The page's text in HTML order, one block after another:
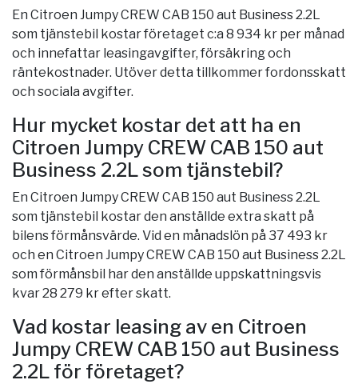
En Citroen Jumpy CREW CAB 150 aut Business 2.2L
som tjänstebil kostar företaget c:a 8 934 kr per månad
och innefattar leasingavgifter, försäkring och
räntekostnader. Utöver detta tillkommer fordonsskatt
och sociala avgifter.
Hur mycket kostar det att ha en
Citroen Jumpy CREW CAB 150 aut
Business 2.2L som tjänstebil?
En Citroen Jumpy CREW CAB 150 aut Business 2.2L
som tjänstebil kostar den anställde extra skatt på
bilens förmånsvärde. Vid en månadslön på 37 493 kr
och en Citroen Jumpy CREW CAB 150 aut Business 2.2L
som förmånsbil har den anställde uppskattningsvis
kvar 28 279 kr efter skatt.
Vad kostar leasing av en Citroen
Jumpy CREW CAB 150 aut Business
2.2L för företaget?